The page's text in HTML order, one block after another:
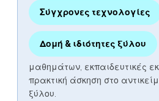
Σύγχρονες τεχνολογίες
Δομή & ιδιότητες ξύλου
μαθημάτων, εκπαιδευτικές
πρακτική άσκηση στο
ξύλου.